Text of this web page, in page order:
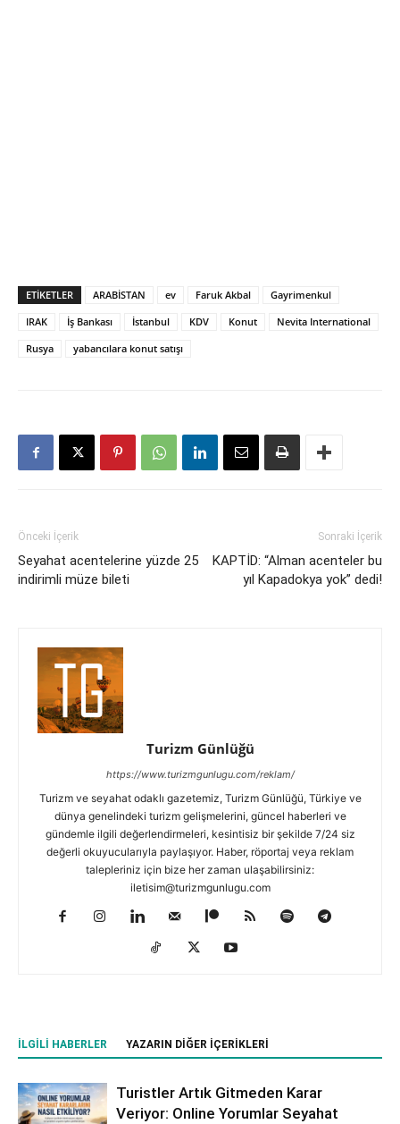
ETIKETLER ARABİSTAN ev Faruk Akbal
Gayrimenkul
IRAK
İş Bankası İstanbul KDV Konut
Nevita International
Rusya
yabancılara konut satışı
Önceki İçerik
Seyahat acentelerine yüzde 25
indirimli müze bileti
Sonraki İçerik
KAPTİD: “Alman acenteler bu
yıl Kapadokya yok” dedi!
Turizm Günlüğü
https://www.turizmgunlugu.com/reklam/
Turizm ve seyahat odaklı gazetemiz, Turizm Günlüğü, Türkiye ve
dünya genelindeki turizm gelişmelerini, güncel haberleri ve
gündemle ilgili değerlendirmeleri, kesintisiz bir şekilde 7/24 siz
değerli okuyucularıyla paylaşıyor. Haber, röportaj veya reklam
talepleriniz için bize her zaman ulaşabilirsiniz:
iletisim@turizmgunlugu.com
İLGILI HABERLER YAZARIN DIĞER İÇERIKLERI
Turistler Artık Gitmeden Karar
Veriyor: Online Yorumlar Seyahat